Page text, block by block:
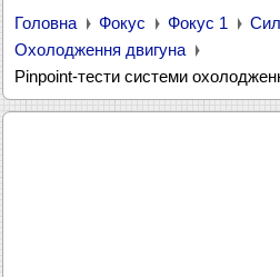
Головна Фокус Фокус 1
Охолодження двигуна
Pinpoint-тести системи